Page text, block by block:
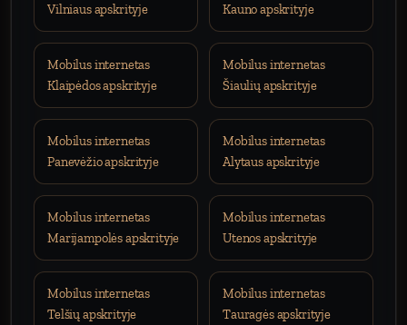
Vilniaus apskrityje
Kauno apskrityje
Mobilus internetas
Klaipėdos apskrityje
Mobilus internetas
Šiaulių apskrityje
Mobilus internetas
Panevėžio apskrityje
Mobilus internetas
Alytaus apskrityje
Mobilus internetas
Marijampolės apskrityje
Mobilus internetas
Utenos apskrityje
Mobilus internetas
Telšių apskrityje
Mobilus internetas
Tauragės apskrityje